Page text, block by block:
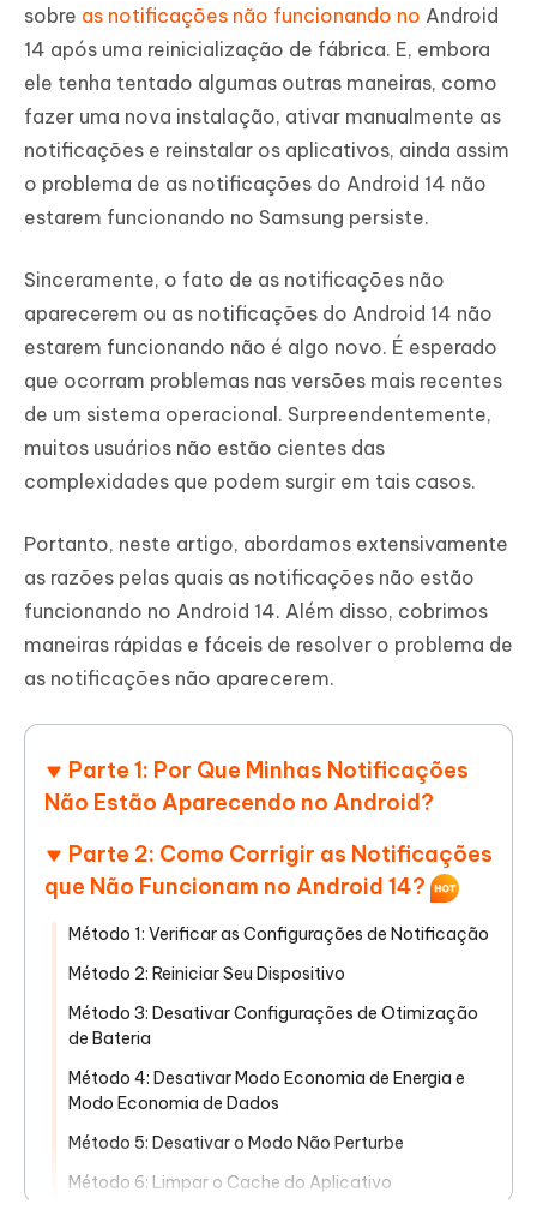
sobre as notificações não funcionando no Android
14 após uma reinicialização de fábrica. E, embora
ele tenha tentado algumas outras maneiras, como
fazer uma nova instalação, ativar manualmente as
notificações e reinstalar os aplicativos, ainda assim
o problema de as notificações do Android 14 não
estarem funcionando no Samsung persiste.
Sinceramente, o fato de as notificações não
aparecerem ou as notificações do Android 14 não
estarem funcionando não é algo novo. É esperado
que ocorram problemas nas versões mais recentes
de um sistema operacional. Surpreendentemente,
muitos usuários não estão cientes das
complexidades que podem surgir em tais casos.
Portanto, neste artigo, abordamos extensivamente
as razões pelas quais as notificações não estão
funcionando no Android 14. Além disso, cobrimos
maneiras rápidas e fáceis de resolver o problema de
as notificações não aparecerem.
Parte 1: Por Que Minhas Notificações
Não Estão Aparecendo no Android?
Parte 2: Como Corrigir as Notificações
que Não Funcionam no Android 14?
Método 1: Verificar as Configurações de Notificação
Método 2: Reiniciar Seu Dispositivo
Método 3: Desativar Configurações de Otimização
de Bateria
Método 4: Desativar Modo Economia de Energia e
Modo Economia de Dados
Método 5: Desativar o Modo Não Perturbe
Método 6: Limpar o Cache do Aplicativo